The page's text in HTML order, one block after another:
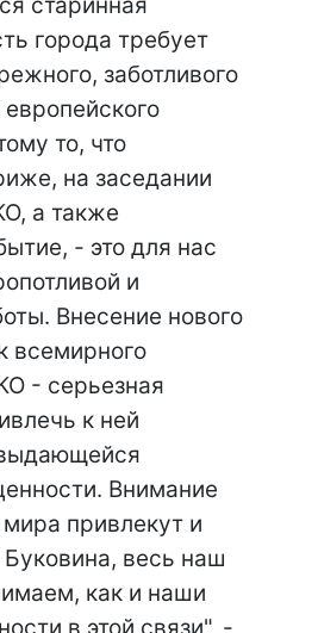
города требует
заботливого
то, что
на заседании
а также
- это для нас
и
Внесение нового
всемирного
- серьезная
к ней
Внимание
привлекут и
весь наш
как и наши